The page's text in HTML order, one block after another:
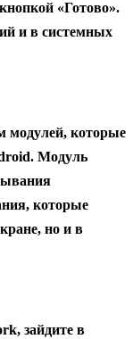
«Готово».
и в системных
модулей, которые
Модуль
которые
но и в
зайдите в